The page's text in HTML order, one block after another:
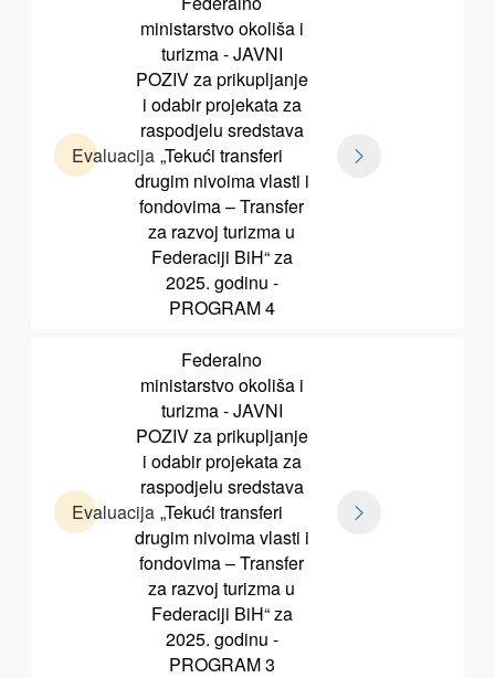
Evaluacija
ministarstvo okoliša i
turizma - JAVNI
POZIV za prikupljanje
i odabir projekata za
raspodjelu sredstava
„Tekući transferi
drugim nivoima vlasti i
fondovima – Transfer
za razvoj turizma u
Federaciji BiH“ za
2025. godinu -
PROGRAM 4
Evaluacija
Federalno
ministarstvo okoliša i
turizma - JAVNI
POZIV za prikupljanje
i odabir projekata za
raspodjelu sredstava
„Tekući transferi
drugim nivoima vlasti i
fondovima – Transfer
za razvoj turizma u
Federaciji BiH“ za
2025. godinu -
PROGRAM 3